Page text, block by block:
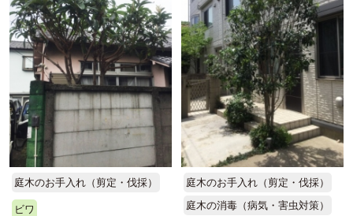
庭木のお手入れ（剪定・伐採）
ビワ
庭木のお手入れ（剪定・伐採）
庭木の消毒（病気・害虫対策）